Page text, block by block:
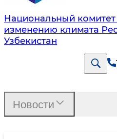
Национальный
изменению климата
Узбекистан
Новости